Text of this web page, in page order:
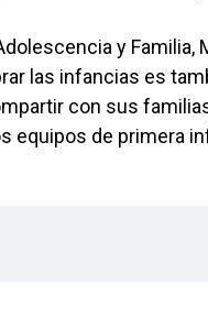
y
las infancias es
con sus
equipos de primera